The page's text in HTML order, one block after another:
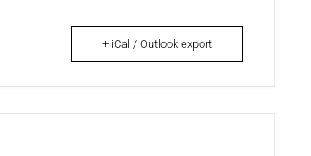
+ iCal / Outlook export